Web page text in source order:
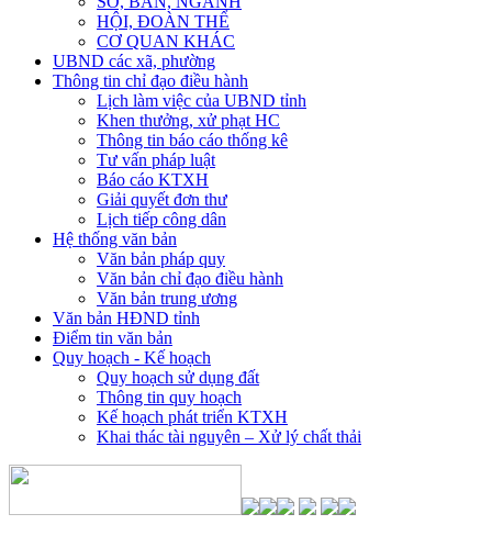
HỘI, ĐOÀN THỂ
CƠ QUAN KHÁC
UBND các xã, phường
Thông tin chỉ đạo điều hành
Lịch làm việc của UBND tỉnh
Khen thưởng, xử phạt HC
Thông tin báo cáo thống kê
Tư vấn pháp luật
Báo cáo KTXH
Giải quyết đơn thư
Lịch tiếp công dân
Hệ thống văn bản
Văn bản pháp quy
Văn bản chỉ đạo điều hành
Văn bản trung ương
Văn bản HĐND tỉnh
Điểm tin văn bản
Quy hoạch - Kế hoạch
Quy hoạch sử dụng đất
Thông tin quy hoạch
Kế hoạch phát triển KTXH
Khai thác tài nguyên – Xử lý chất thải